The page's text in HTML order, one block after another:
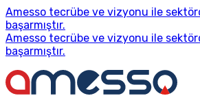
Amesso tecrübe ve vizyonu ile
başarmıştır.
Amesso tecrübe ve vizyonu ile
başarmıştır.